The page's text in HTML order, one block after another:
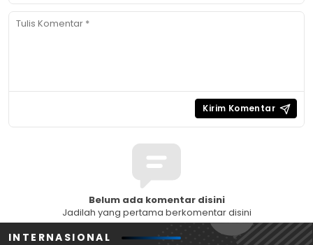
Belum ada komentar disini
Jadilah yang pertama berkomentar disini
INTERNASIONAL